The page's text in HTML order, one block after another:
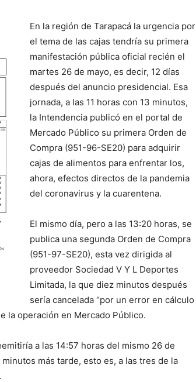
En la región de Tarapacá la urgencia por
el tema de las cajas tendría su primera
manifestación pública oficial recién el
martes 26 de mayo, es decir, 12 días
después del anuncio presidencial. Esa
jornada, a las 11 horas con 13 minutos,
la Intendencia publicó en el portal de
Mercado Público su primera Orden de
Compra (951-96-SE20) para adquirir
cajas de alimentos para enfrentar los,
ahora, efectos directos de la pandemia
del coronavirus y la cuarentena.
El mismo día, pero a las 13:20 horas, se
publica una segunda Orden de Compra
(951-97-SE20), esta vez dirigida al
proveedor Sociedad V Y L Deportes
Limitada, la que diez minutos después
sería cancelada “por un error en cálculo
la operación en Mercado Público.
a las 14:57 horas del mismo 26 de
más tarde, esto es, a las tres de la